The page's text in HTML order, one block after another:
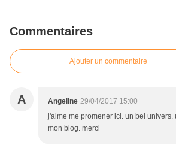
Commentaires
Ajouter un commentaire
A Angeline 29/04/2017 15:00
j'aime me promener ici. un bel univers.
mon blog. merci